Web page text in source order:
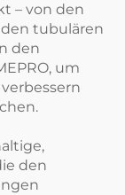
– von den
tubulären
den
um
den